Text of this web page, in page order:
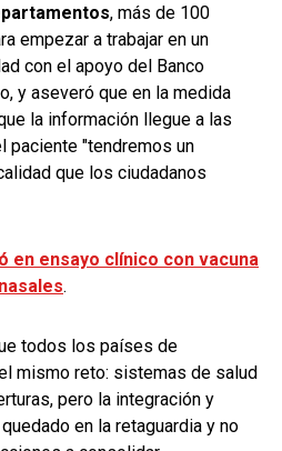
, más de 100
empezar a trabajar en un
con el apoyo del Banco
y aseveró que en la medida
la información llegue a las
paciente "tendremos un
que los ciudadanos
en ensayo clínico con vacuna
.
todos los países de
mismo reto: sistemas de salud
pero la integración y
en la retaguardia y no